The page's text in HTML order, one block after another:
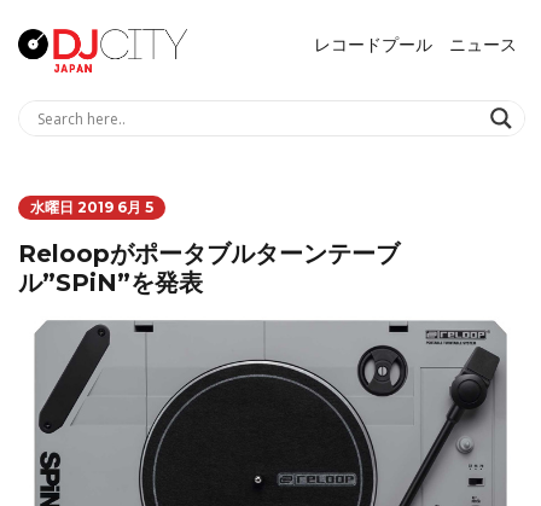
レコードプール ニュース
水曜日 2019 6月 5
Reloopがポータブルターンテーブ
ル”SPiN”を発表